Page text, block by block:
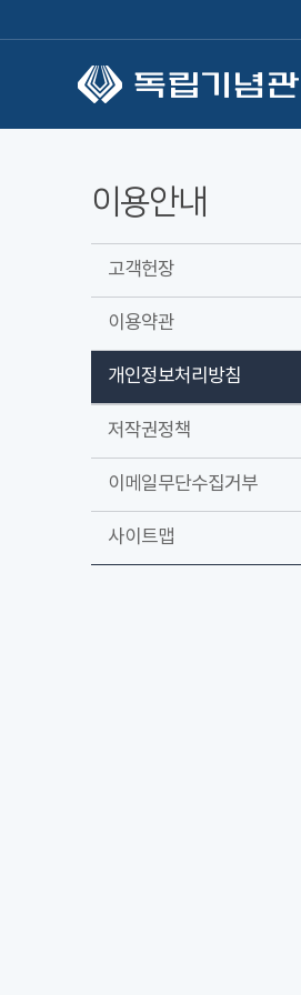
이용안내
고객헌장
이용약관
개인정보처리방침
저작권정책
이메일무단수집거부
사이트맵